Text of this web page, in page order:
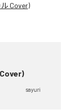
Cover)
sayuri